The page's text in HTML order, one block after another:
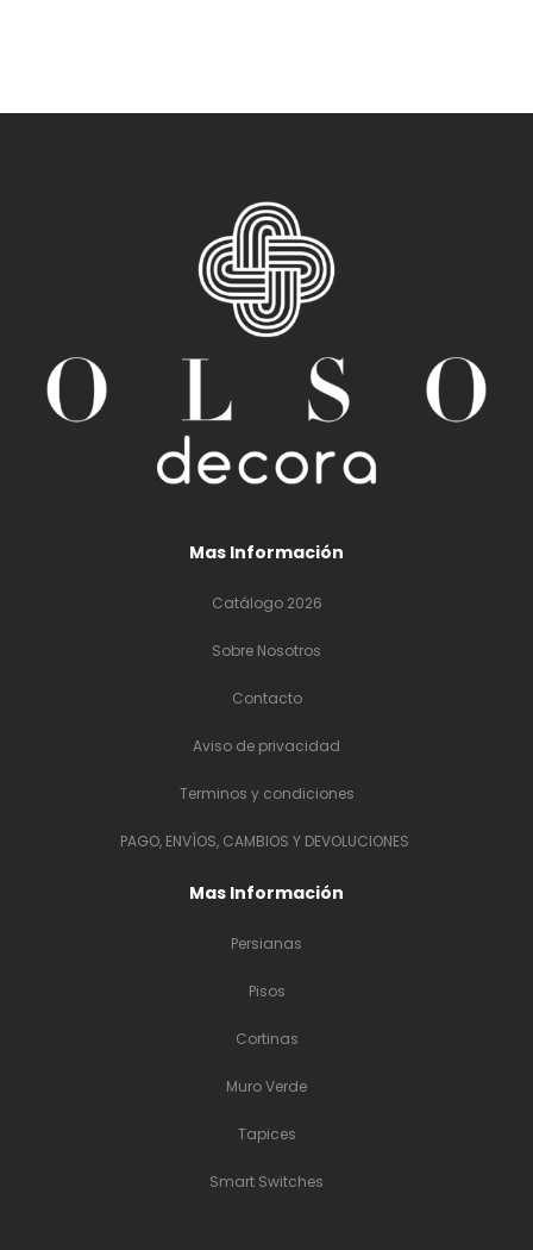
Mas Información
Catálogo 2026
Sobre Nosotros
Contacto
Aviso de privacidad
Terminos y condiciones
PAGO, ENVÍOS, CAMBIOS Y DEVOLUCIONES
Mas Información
Persianas
Pisos
Cortinas
Muro Verde
Tapices
Smart Switches